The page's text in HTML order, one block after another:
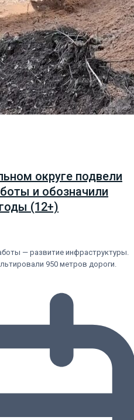
округе подвели
и обозначили
(12+)
— развитие инфраструктуры.
950 метров дороги.